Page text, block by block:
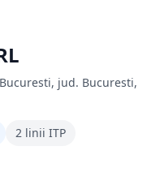
Bucuresti, jud. Bucuresti,
2 linii ITP